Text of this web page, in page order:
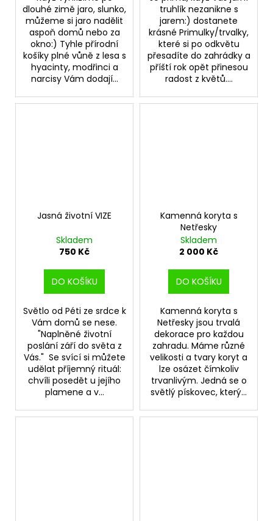
dlouhé zimě jaro, slunko,
můžeme si jaro nadělit
aspoň domů nebo za
okno:) Tyhle přírodní
košíky plné vůně z lesa s
hyacinty, modřinci a
narcisy Vám dodají...
truhlík nezanikne s
jarem:) dostanete
krásné Primulky/trvalky,
které si po odkvětu
přesadíte do zahrádky a
příští rok opět přinesou
radost z květů....
Jasná životní VIZE
Skladem
750 Kč
DO KOŠÍKU
Světlo od Péti ze srdce k
Vám domů se nese.
"Naplněné životní
poslání září do světa z
Vás." Se svící si můžete
udělat příjemný rituál:
chvíli posedět u jejího
plamene a v...
Kamenná koryta s
Netřesky
Skladem
2 000 Kč
DO KOŠÍKU
Kamenná koryta s
Netřesky jsou trvalá
dekorace pro každou
zahradu. Máme různé
velikosti a tvary koryt a
lze osázet čímkoliv
trvanlivým. Jedná se o
světlý pískovec, který...